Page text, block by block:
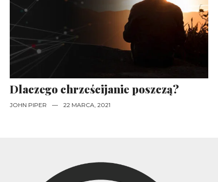
Dlaczego chrześcijanie poszczą?
JOHN PIPER — 22 MARCA, 2021